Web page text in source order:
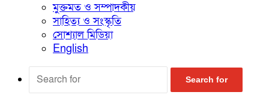
মুক্তমত ও সম্পাদকীয়
সাহিত্য ও সংস্কৃতি
সোশ্যাল মিডিয়া
English
Search for